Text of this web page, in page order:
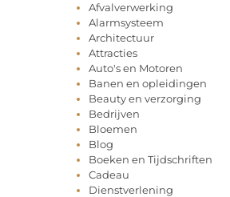
Afvalverwerking
Alarmsysteem
Architectuur
Attracties
Auto's en Motoren
Banen en opleidingen
Beauty en verzorging
Bedrijven
Bloemen
Blog
Boeken en Tijdschriften
Cadeau
Dienstverlening